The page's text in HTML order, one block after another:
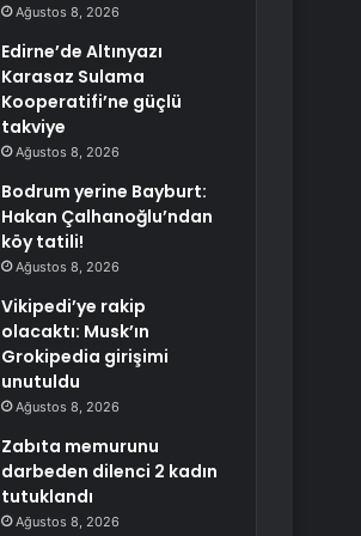
Ağustos 8, 2026
Edirne’de Altınyazı
Karasaz Sulama
Kooperatifi’ne güçlü
takviye
Ağustos 8, 2026
Bodrum yerine Bayburt:
Hakan Çalhanoğlu’ndan
köy tatili!
Ağustos 8, 2026
Vikipedi’ye rakip
olacaktı: Musk’ın
Grokipedia girişimi
unutuldu
Ağustos 8, 2026
Zabıta memurunu
darbeden dilenci 2 kadın
tutuklandı
Ağustos 8, 2026